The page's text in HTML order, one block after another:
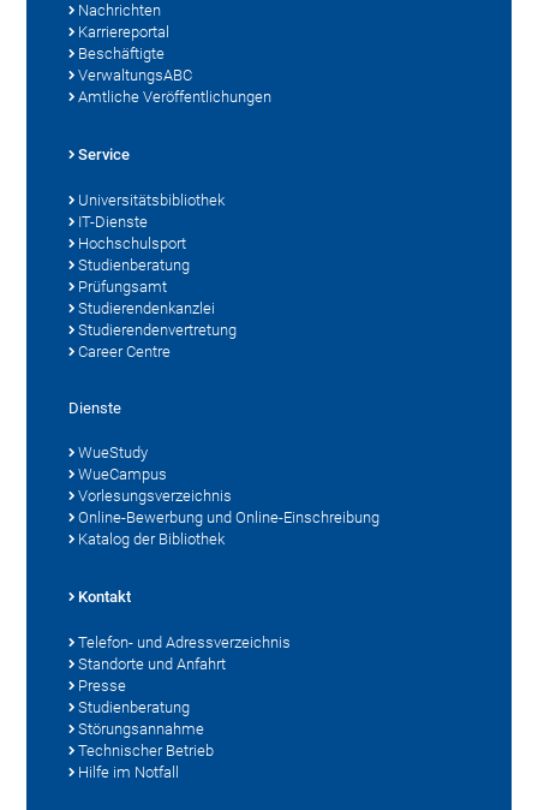
Nachrichten
Karriereportal
Beschäftigte
VerwaltungsABC
Amtliche Veröffentlichungen
Service
Universitätsbibliothek
IT-Dienste
Hochschulsport
Studienberatung
Prüfungsamt
Studierendenkanzlei
Studierendenvertretung
Career Centre
Dienste
WueStudy
WueCampus
Vorlesungsverzeichnis
Online-Bewerbung und Online-Einschreibung
Katalog der Bibliothek
Kontakt
Telefon- und Adressverzeichnis
Standorte und Anfahrt
Presse
Studienberatung
Störungsannahme
Technischer Betrieb
Hilfe im Notfall